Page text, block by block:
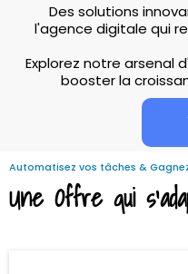
Des solutions
l'agence digitale qui
Explorez notre arsenal
booster la
Automatisez vos tâches &
Une Offre qui